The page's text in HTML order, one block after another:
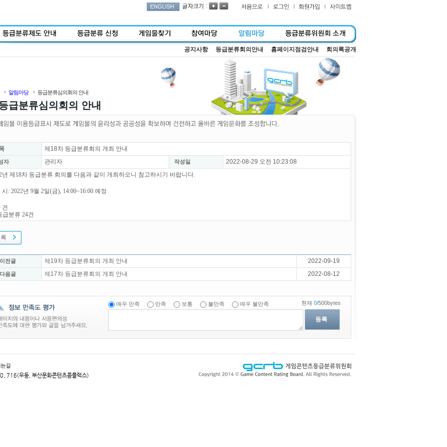
ENGLISH :
공지사항 등급분류회의안내 홈페이지점검안내 회의록공개
알림마당 등급분류심의회의 안내
급분류심의회의 안내
제18차 등급분류회의 개최 안내
자 관리자 작성일
2022-08-29 오전 10:23:08
년 제18차 등급분류 회의를 다음과 같이 개최하오니 참고하시기 바랍니다.
시: 2022년 9월 2일(금), 14:00~16:00 예정
건
분류 24건
전글 제19차 등급분류회의 개최 안내 2022-09-19
음글 제17차 등급분류회의 개최 안내 2022-08-12
매우 만족 만족 보통 불만족 매우 불만족
등록
현재 0/500bytes